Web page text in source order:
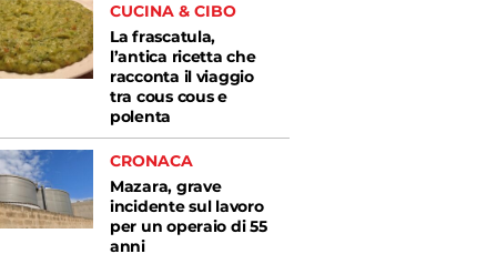
CUCINA & CIBO
La frascatula,
l’antica ricetta che
racconta il viaggio
tra cous cous e
polenta
CRONACA
Mazara, grave
incidente sul lavoro
per un operaio di 55
anni